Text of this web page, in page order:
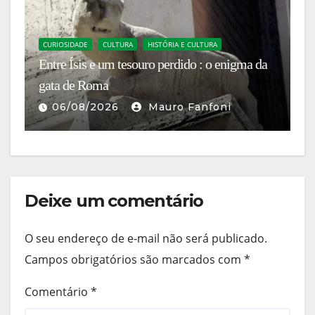
CURIOSIDADE CULTURA HISTÓRIA E CULTURA
Entre Ísis e um tesouro perdido : o enigma da
gata de Roma
06/08/2026 Mauro Fanfoni
Deixe um comentário
O seu endereço de e-mail não será publicado.
Campos obrigatórios são marcados com *
Comentário *